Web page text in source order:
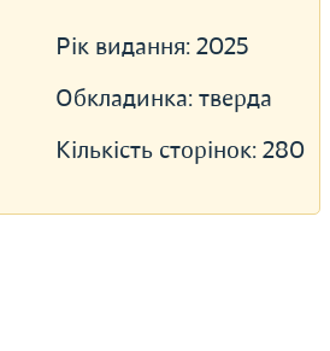
Рік видання: 2025
Обкладинка: тверда
Кількість сторінок: 280